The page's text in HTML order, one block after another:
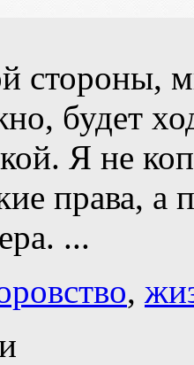
стороны,
будет
Я не
права, а
...
,